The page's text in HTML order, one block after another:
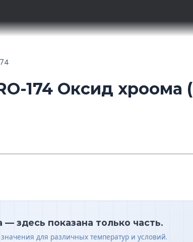
174 Оксид хроома
здесь показана только часть.
для различных температур и условий.